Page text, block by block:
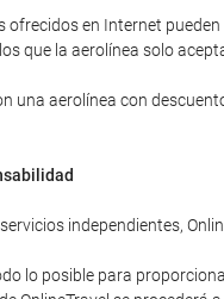
ofrecidos en Internet
que la aerolínea solo
una aerolínea con
independientes,
lo posible para